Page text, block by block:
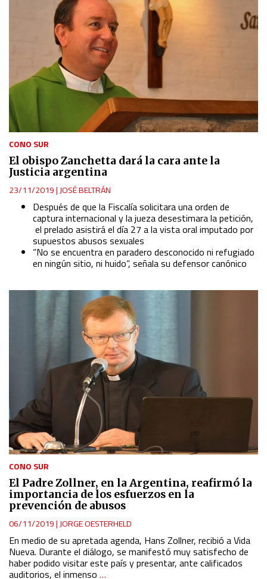
CONO SUR
El obispo Zanchetta dará la cara ante la
Justicia argentina
23/11/2019| JOSÉ BELTRÁN
Después de que la Fiscalía solicitara una orden de
captura internacional y la jueza desestimara la petición,
el prelado asistirá el día 27 a la vista oral imputado por
supuestos abusos sexuales
“No se encuentra en paradero desconocido ni refugiado
en ningún sitio, ni huido”, señala su defensor canónico
CONO SUR
El Padre Zollner, en la Argentina, reafirmó la
importancia de los esfuerzos en la
prevención de abusos
06/11/2019| JORGE OESTERHELD
En medio de su apretada agenda, Hans Zollner, recibió a Vida
Nueva. Durante el diálogo, se manifestó muy satisfecho de
haber podido visitar este país y presentar, ante calificados
auditorios, el inmenso …